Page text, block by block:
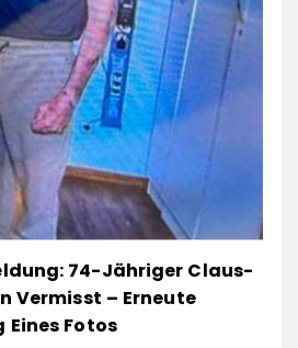
74-Jähriger Claus-
Vermisst – Erneute
Fotos